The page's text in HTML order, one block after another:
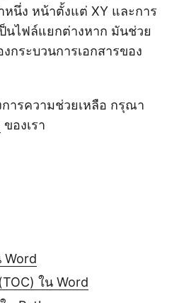
หนึ่ง หน้าตั้งแต่ XY และการ
นไฟล์แยกต่างหาก มันช่วย
กระบวนการเอกสารของ
ารความช่วยเหลือ กรุณา
ของเรา
Word
ใน Word